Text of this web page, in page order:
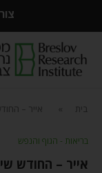
בית אייר –
בריאות - הגוף והנפש
אייר – החודש